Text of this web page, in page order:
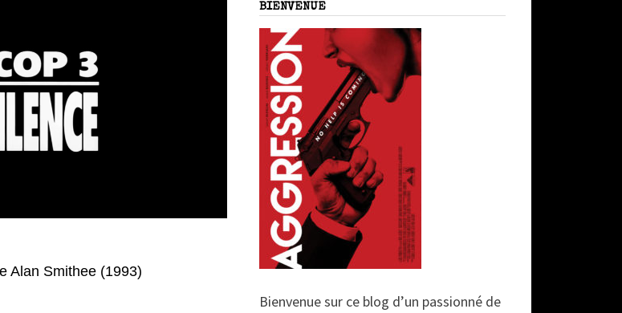
Alan Smithee (1993)
BIENVENUE
Bienvenue sur ce blog d’un passionné de